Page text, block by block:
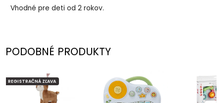
Vhodné pre deti od 2 rokov.
PODOBNÉ PRODUKTY
REGISTRAČNÁ ZĽAVA